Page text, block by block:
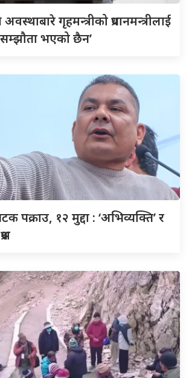
अवस्थाबारे गृहमन्त्रीको प्रधानमन्त्रीलाई
सम्झौता भएको छैन’
पक्राउ, १२ मुद्दा : ‘अभिव्यक्ति’ र